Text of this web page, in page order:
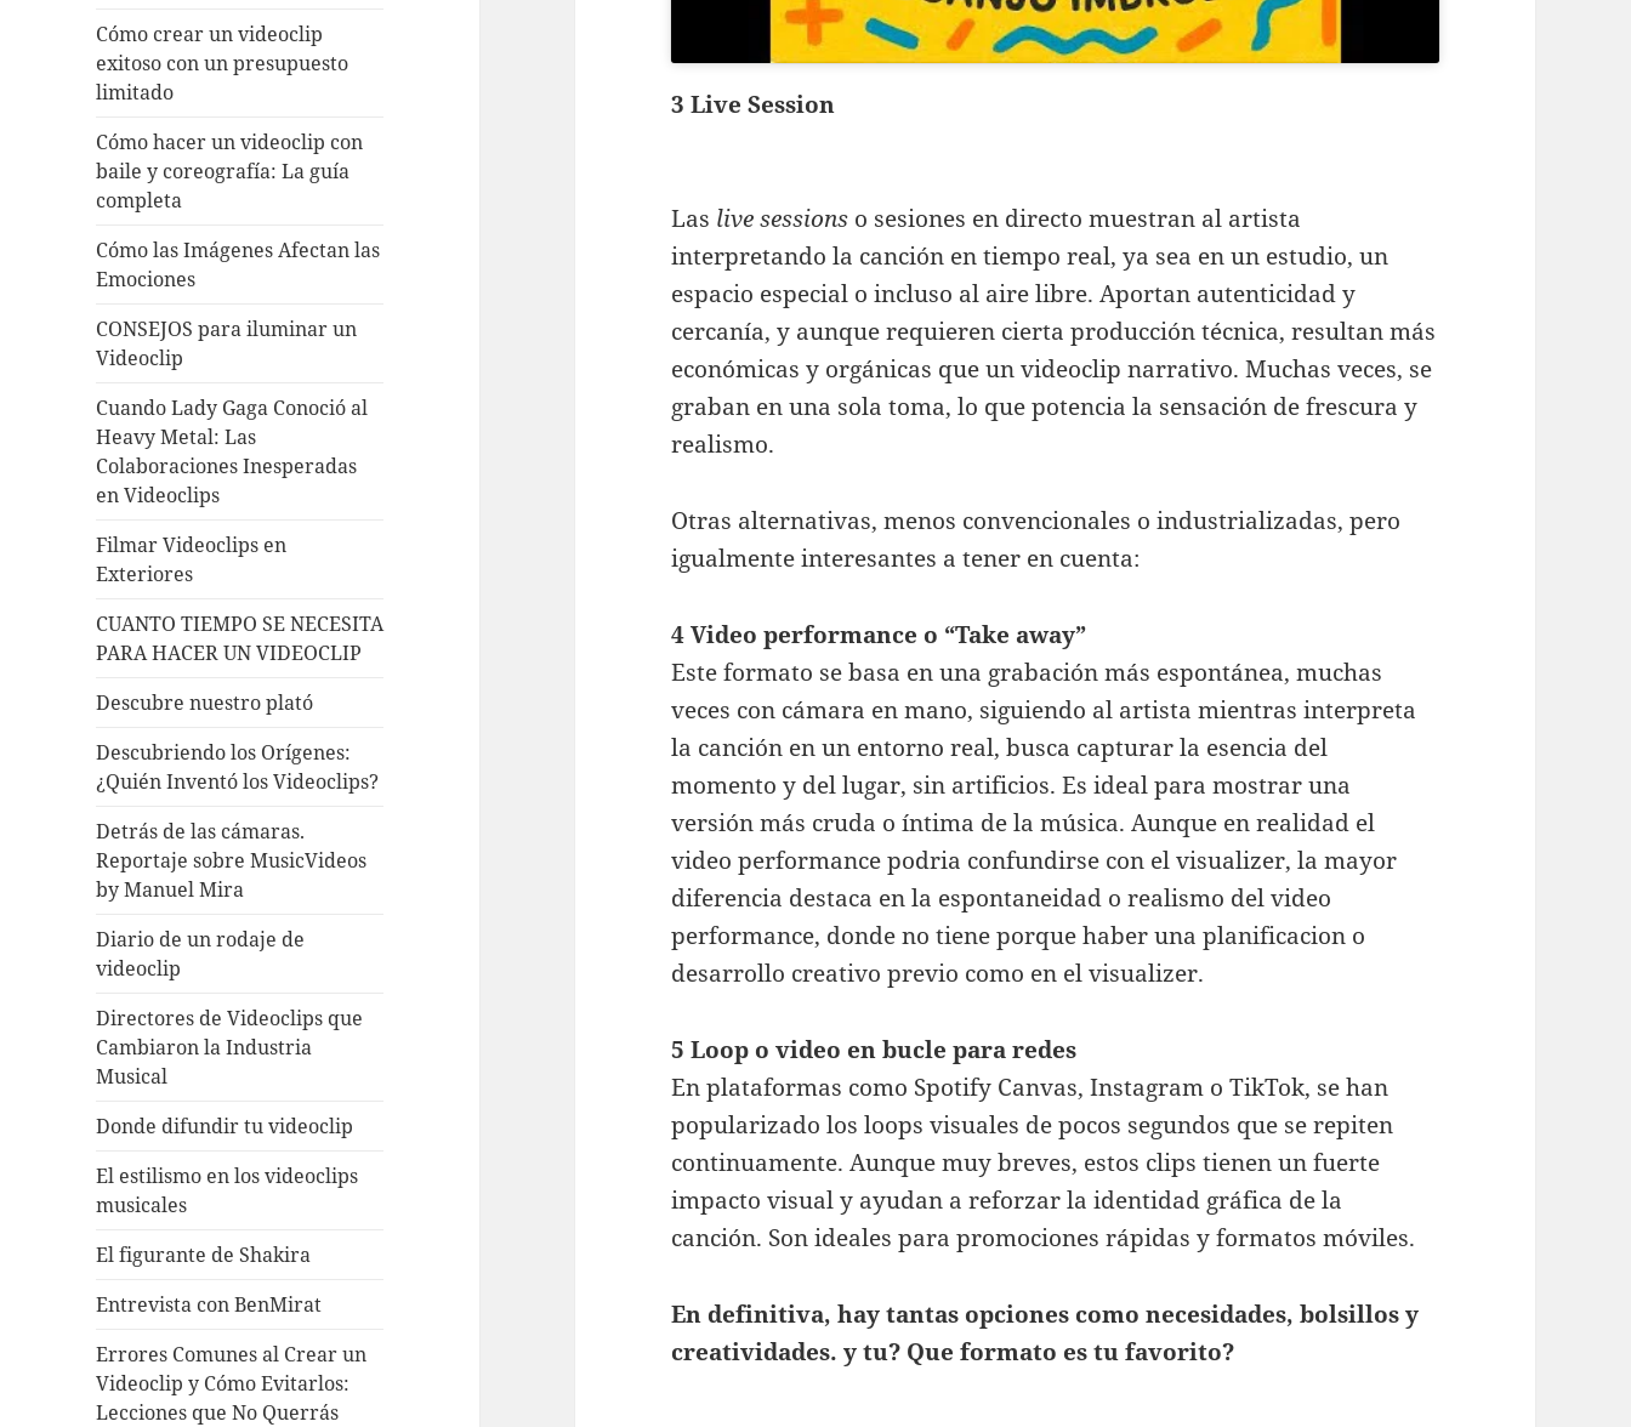
Cómo crear un videoclip
exitoso con un presupuesto
limitado
Cómo hacer un videoclip con
baile y coreografía: La guía
completa
Cómo las Imágenes Afectan las
Emociones
CONSEJOS para iluminar un
Videoclip
Cuando Lady Gaga Conoció al
Heavy Metal: Las
Colaboraciones Inesperadas
en Videoclips
Filmar Videoclips en
Exteriores
CUANTO TIEMPO SE NECESITA
PARA HACER UN VIDEOCLIP
Descubre nuestro plató
Descubriendo los Orígenes:
¿Quién Inventó los Videoclips?
Detrás de las cámaras.
Reportaje sobre MusicVideos
by Manuel Mira
Diario de un rodaje de
videoclip
Directores de Videoclips que
Cambiaron la Industria
Musical
Donde difundir tu videoclip
El estilismo en los videoclips
musicales
El figurante de Shakira
Entrevista con BenMirat
Errores Comunes al Crear un
Videoclip y Cómo Evitarlos:
Lecciones que No Querrás
3 Live Session
Las live sessions o sesiones en directo muestran al artista
interpretando la canción en tiempo real, ya sea en un estudio, un
espacio especial o incluso al aire libre. Aportan autenticidad y
cercanía, y aunque requieren cierta producción técnica, resultan más
económicas y orgánicas que un videoclip narrativo. Muchas veces, se
graban en una sola toma, lo que potencia la sensación de frescura y
realismo.
Otras alternativas, menos convencionales o industrializadas, pero
igualmente interesantes a tener en cuenta:
4 Video performance o “Take away”
Este formato se basa en una grabación más espontánea, muchas
veces con cámara en mano, siguiendo al artista mientras interpreta
la canción en un entorno real, busca capturar la esencia del
momento y del lugar, sin artificios. Es ideal para mostrar una
versión más cruda o íntima de la música. Aunque en realidad el
video performance podria confundirse con el visualizer, la mayor
diferencia destaca en la espontaneidad o realismo del video
performance, donde no tiene porque haber una planificacion o
desarrollo creativo previo como en el visualizer.
5 Loop o video en bucle para redes
En plataformas como Spotify Canvas, Instagram o TikTok, se han
popularizado los loops visuales de pocos segundos que se repiten
continuamente. Aunque muy breves, estos clips tienen un fuerte
impacto visual y ayudan a reforzar la identidad gráfica de la
canción. Son ideales para promociones rápidas y formatos móviles.
En definitiva, hay tantas opciones como necesidades, bolsillos y
creatividades. y tu? Que formato es tu favorito?